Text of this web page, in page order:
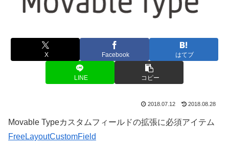
X Facebook はてブ
LINE コピー
2018.07.12 2018.08.28
Movable Typeカスタムフィールドの拡張に必須アイテム
FreeLayoutCustomField